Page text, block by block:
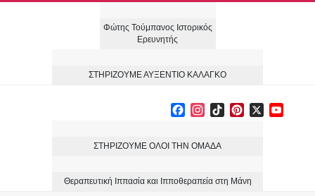
Φώτης Τούμπανος Ιστορικός
Ερευνητής
ΣΤΗΡΙΖΟΥΜΕ ΑΥΞΕΝΤΙΟ ΚΑΛΑΓΚΟ
Facebook
Instagram
TikTokPinterest
ΣΤΗΡΙΖΟΥΜΕ ΟΛΟΙ ΤΗΝ ΟΜΑΔΑ
Θεραπευτική Ιππασία και Ιπποθεραπεία στη Μάνη